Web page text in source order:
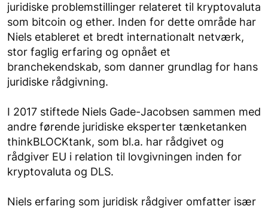
juridiske problemstillinger relateret til kryptovaluta
som bitcoin og ether. Inden for dette område har
Niels etableret et bredt internationalt netværk,
stor faglig erfaring og opnået et
branchekendskab, som danner grundlag for hans
juridiske rådgivning.
I 2017 stiftede Niels Gade-Jacobsen sammen med
andre førende juridiske eksperter tænketanken
thinkBLOCKtank, som bl.a. har rådgivet og
rådgiver EU i relation til lovgivningen inden for
kryptovaluta og DLS.
Niels erfaring som juridisk rådgiver omfatter især